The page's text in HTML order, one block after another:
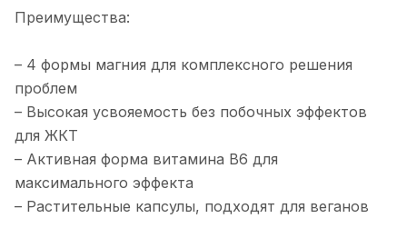
Преимущества:
– 4 формы магния для комплексного решения
проблем
– Высокая усвояемость без побочных эффектов
для ЖКТ
– Активная форма витамина B6 для
максимального эффекта
– Растительные капсулы, подходят для веганов